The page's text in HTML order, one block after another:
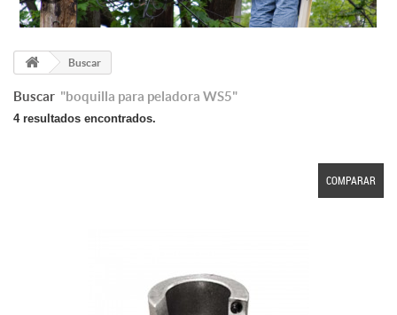
Buscar
Buscar "boquilla para peladora WS5"
4 resultados encontrados.
COMPARAR